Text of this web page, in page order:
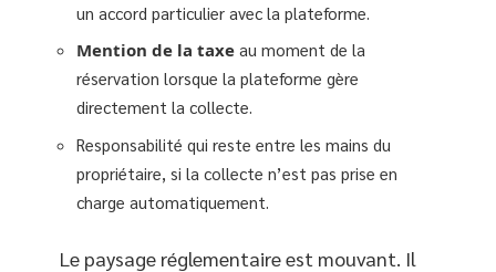
un accord particulier avec la plateforme.
Mention de la taxe au moment de la
réservation lorsque la plateforme gère
directement la collecte.
Responsabilité qui reste entre les mains du
propriétaire, si la collecte n’est pas prise en
charge automatiquement.
Le paysage réglementaire est mouvant. Il